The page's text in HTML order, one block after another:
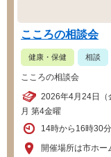
こころの相談会
健康・保健 相談
こころの相談会
2026年4月24日（
月 第4金曜
14時から16時30分
開催場所は市ホー